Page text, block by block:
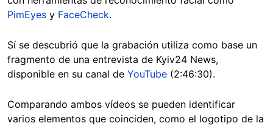
PimEyes y FaceCheck.
Sí se descubrió que la grabación utiliza como base un
fragmento de una entrevista de Kyiv24 News,
disponible en su canal de YouTube (2:46:30).
Comparando ambos vídeos se pueden identificar
varios elementos que coinciden, como el logotipo de la